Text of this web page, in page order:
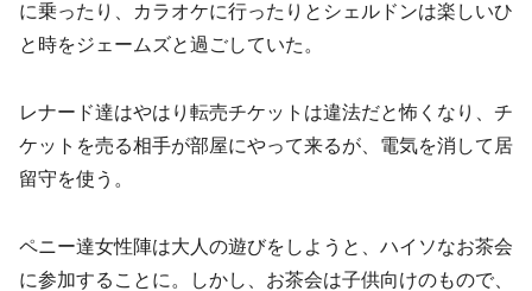
に乗ったり、カラオケに行ったりとシェルドンは楽しいひ
と時をジェームズと過ごしていた。
レナード達はやはり転売チケットは違法だと怖くなり、チ
ケットを売る相手が部屋にやって来るが、電気を消して居
留守を使う。
ペニー達女性陣は大人の遊びをしようと、ハイソなお茶会
に参加することに。しかし、お茶会は子供向けのもので、